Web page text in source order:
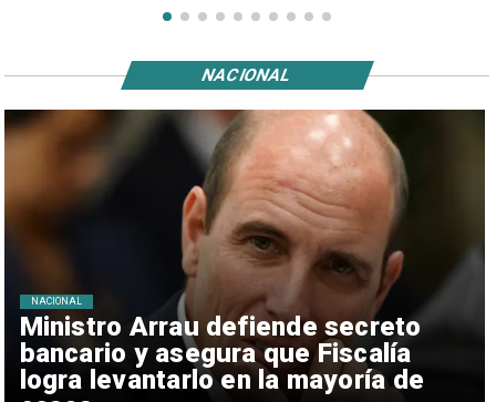
Ministro Arrau defiende secreto
bancario y asegura que Fiscalía
logra levantarlo en la mayoría de
NACIONAL
NACIONAL